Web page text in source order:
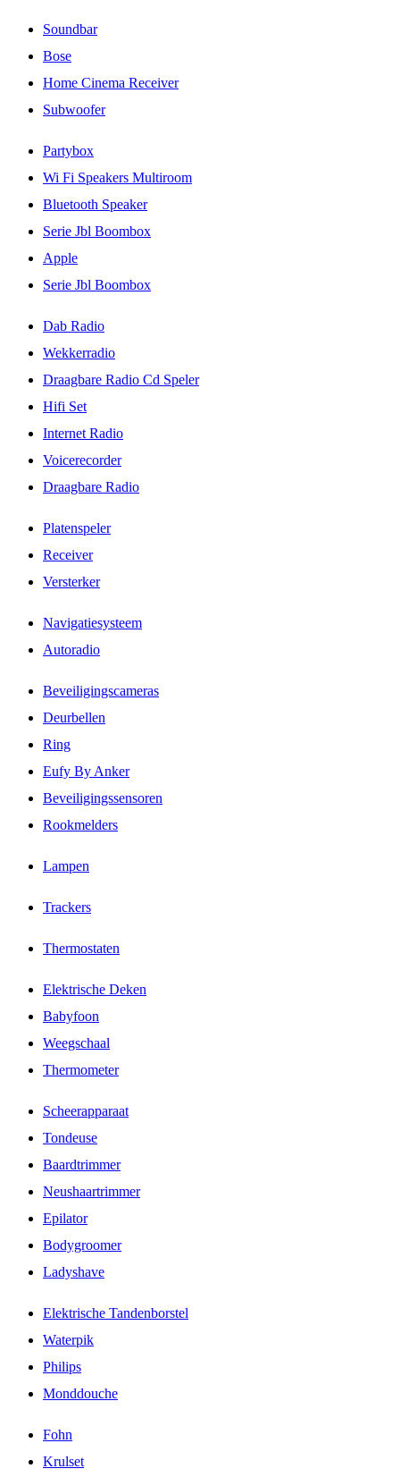
Soundbar
Bose
Home Cinema Receiver
Subwoofer
Partybox
Wi Fi Speakers Multiroom
Bluetooth Speaker
Serie Jbl Boombox
Apple
Serie Jbl Boombox
Dab Radio
Wekkerradio
Draagbare Radio Cd Speler
Hifi Set
Internet Radio
Voicerecorder
Draagbare Radio
Platenspeler
Receiver
Versterker
Navigatiesysteem
Autoradio
Beveiligingscameras
Deurbellen
Ring
Eufy By Anker
Beveiligingssensoren
Rookmelders
Lampen
Trackers
Thermostaten
Elektrische Deken
Babyfoon
Weegschaal
Thermometer
Scheerapparaat
Tondeuse
Baardtrimmer
Neushaartrimmer
Epilator
Bodygroomer
Ladyshave
Elektrische Tandenborstel
Waterpik
Philips
Monddouche
Fohn
Krulset